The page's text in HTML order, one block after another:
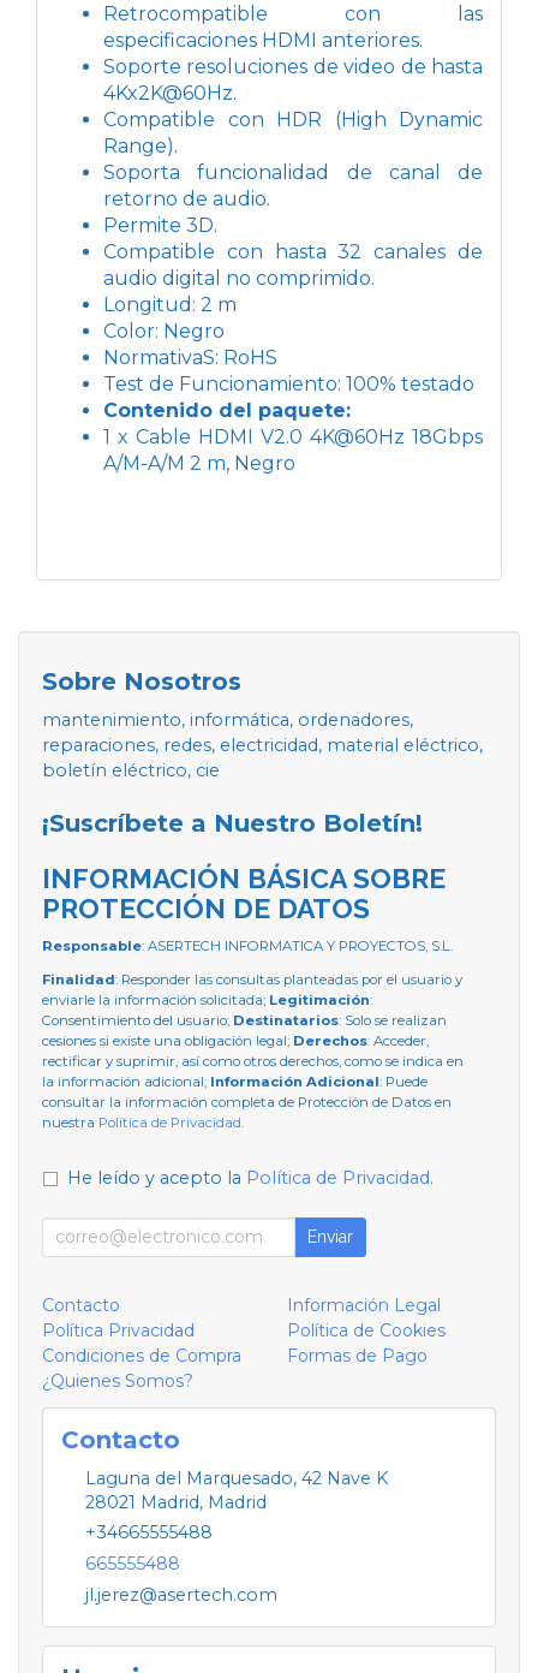
Retrocompatible con las
especificaciones HDMI anteriores.
Soporte resoluciones de video de hasta
4Kx2K@60Hz.
Compatible con HDR (High Dynamic
Range).
Soporta funcionalidad de canal de
retorno de audio.
Permite 3D.
Compatible con hasta 32 canales de
audio digital no comprimido.
Longitud: 2 m
Color: Negro
NormativaS: RoHS
Test de Funcionamiento: 100% testado
Contenido del paquete:
1 x Cable HDMI V2.0 4K@60Hz 18Gbps
A/M-A/M 2 m, Negro
Sobre Nosotros
mantenimiento, informática, ordenadores,
reparaciones, redes, electricidad, material eléctrico,
boletín eléctrico, cie
¡Suscríbete a Nuestro Boletín!
INFORMACIÓN BÁSICA SOBRE
PROTECCIÓN DE DATOS
Responsable: ASERTECH INFORMATICA Y PROYECTOS, S.L.
Finalidad: Responder las consultas planteadas por el usuario y
enviarle la información solicitada; Legitimación:
Consentimiento del usuario; Destinatarios: Solo se realizan
cesiones si existe una obligación legal; Derechos: Acceder,
rectificar y suprimir, así como otros derechos, como se indica en
la información adicional; Información Adicional: Puede
consultar la información completa de Protección de Datos en
nuestra Política de Privacidad
He leído y acepto la Política de Privacidad.
Enviar
Contacto
Información Legal
Política Privacidad
Política de Cookies
Condiciones de Compra
Formas de Pago
¿Quienes Somos?
Contacto
Laguna del Marquesado, 42 Nave K
28021 Madrid, Madrid
+34665555488
665555488
jl.jerez@asertech.com